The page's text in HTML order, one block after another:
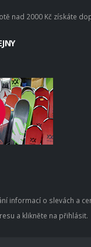
nad 2000 Kč získáte
informací o slevách a
a klikněte na přihlásit.